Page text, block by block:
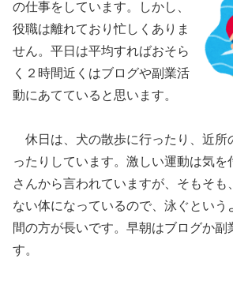
の仕事をしています。しかし、
役職は離れており忙しくありま
せん。平日は平均すればおそら
く２時間近くはブログや副業活
動にあてていると思います。
休日は、犬の散歩に行ったり、近所
ったりしています。激しい運動は気を
さんから言われていますが、そもそも
ない体になっているので、泳ぐという
間の方が長いです。早朝はブログか副
す。